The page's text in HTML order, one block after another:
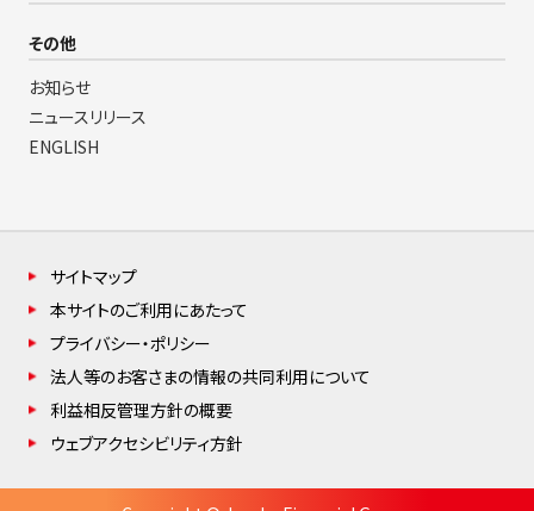
その他
お知らせ
ニュースリリース
ENGLISH
サイトマップ
本サイトのご利用にあたって
プライバシー・ポリシー
法人等のお客さまの情報の共同利用について
利益相反管理方針の概要
ウェブアクセシビリティ方針